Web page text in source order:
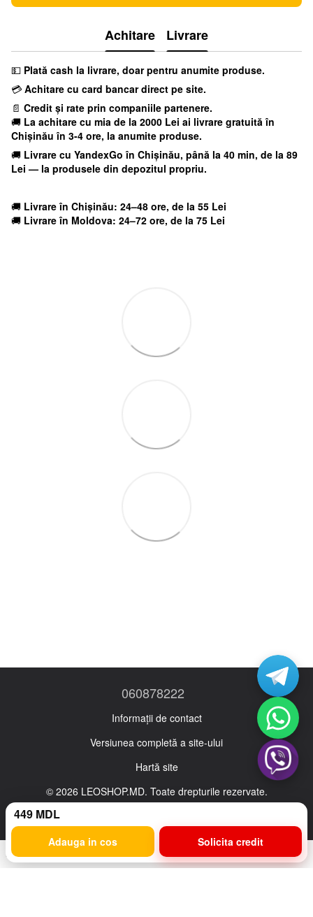
Achitare Livrare
💵 Plată cash la livrare, doar pentru anumite produse.
💳 Achitare cu card bancar direct pe site.
📄 Credit și rate prin companiile partenere.
🚚 La achitare cu mia de la 2000 Lei ai livrare gratuită în
Chișinău în 3-4 ore, la anumite produse.
🚚 Livrare cu YandexGo în Chișinău, până la 40 min, de la 89
Lei — la produsele din depozitul propriu.
🚚 Livrare în Chișinău: 24–48 ore, de la 55 Lei
🚚 Livrare în Moldova: 24–72 ore, de la 75 Lei
060878222
Informații de contact
Versiunea completă a site-ului
Hartă site
© 2026 LEOSHOP.MD. Toate drepturile rezervate.
Magazin online creat cu Horoshop
449 MDL
Adauga in cos Solicita credit